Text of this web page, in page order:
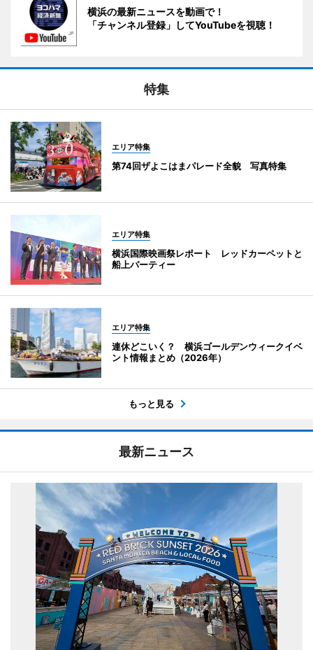
横浜の最新ニュースを動画で！
「チャンネル登録」してYouTubeを視聴！
特集
エリア特集
第74回ザよこはまパレード全貌 写真特集
エリア特集
横浜国際映画祭レポート レッドカーペットと
船上パーティー
エリア特集
連休どこいく？ 横浜ゴールデンウィークイベ
ント情報まとめ（2026年）
もっと見る
最新ニュース